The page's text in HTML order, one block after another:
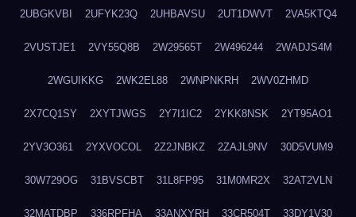
2UBGKVBI 2UFYK23Q 2UHBAVSU 2UT1DWVT 2VA5KTQ4
2VUSTJE1 2VY55Q8B 2W29565T 2W496244 2WADJS4M
2WGUIKKG 2WK2EL88 2WNPNKRH 2WV0ZHMD
2X7CQ1SY 2XYTJWGS 2Y7I1IC2 2YKK8NSK 2YT95AO1
2YV3O361 2YXVOCOL 2Z2JNBKZ 2ZAJL9NV 30D5VUM9
30W729OG 31BVSCBT 31L8FP95 31M0MR2X 32AT2VLN
32MATDBP 336RPFHA 33ANXYRH 33CR504T 33DY1V30